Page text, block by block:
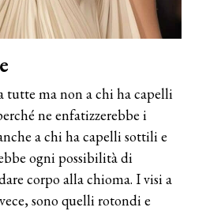
tutte ma non a chi ha capelli
ne enfatizzerebbe i
a chi ha capelli sottili e
ogni possibilità di
corpo alla chioma. I visi a
sono quelli rotondi e